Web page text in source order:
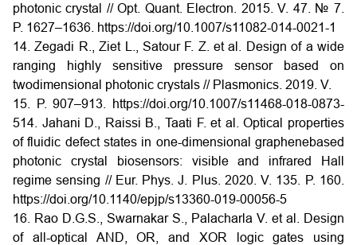
photonic crystal // Opt. Quant. Electron. 2015. V. 47. № 7.
P. 1627–1636. https://doi.org/10.1007/s11082-014-0021-1
14. Zegadi R., Ziet L., Satour F. Z. et al. Design of a wide
ranging highly sensitive pressure sensor based on
twodimensional photonic crystals // Plasmonics. 2019. V.
15. P. 907–913. https://doi.org/10.1007/s11468-018-0873-
514. Jahani D., Raissi B., Taati F. et al. Optical properties
of fluidic defect states in one-dimensional graphenebased
photonic crystal biosensors: visible and infrared Hall
regime sensing // Eur. Phys. J. Plus. 2020. V. 135. P. 160.
https://doi.org/10.1140/epjp/s13360-019-00056-5
16. Rao D.G.S., Swarnakar S., Palacharla V. et al. Design
of all-optical AND, OR, and XOR logic gates using